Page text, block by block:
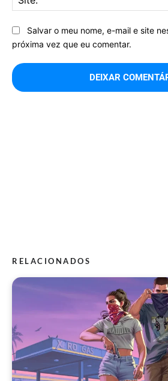
Salvar o meu nome, e-mail e site
próxima vez que eu comentar.
RELACIONADOS